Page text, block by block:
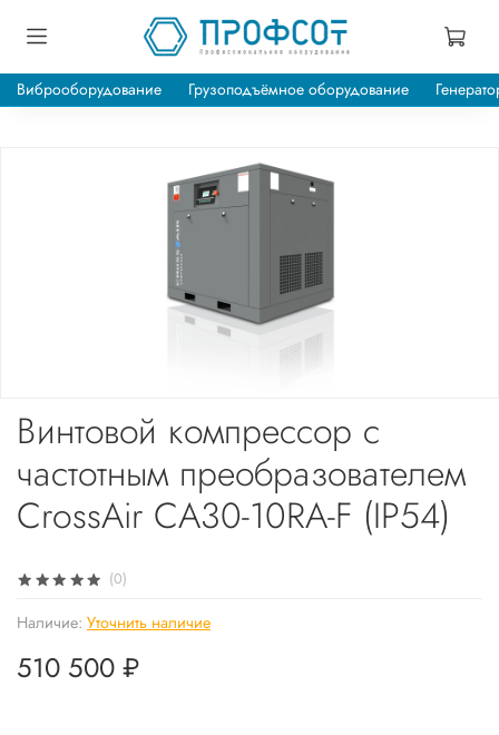
Виброоборудование Грузоподъёмное оборудование
(0)
Наличие: Уточнить наличие
Винтовой компрессор с
частотным преобразователем
CrossAir CA30-10RA-F (IP54)
510 500 ₽